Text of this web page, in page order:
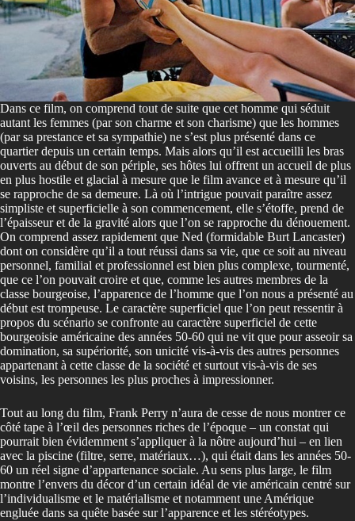
Dans ce film, on comprend tout de suite que cet homme qui séduit
autant les femmes (par son charme et son charisme) que les hommes
(par sa prestance et sa sympathie) ne s’est plus présenté dans ce
quartier depuis un certain temps. Mais alors qu’il est accueilli les bras
ouverts au début de son périple, ses hôtes lui offrent un accueil de plus
en plus hostile et glacial à mesure que le film avance et à mesure qu’il
se rapproche de sa demeure. Là où l’intrigue pouvait paraître assez
simpliste et superficielle à son commencement, elle s’étoffe, prend de
l’épaisseur et de la gravité alors que l’on se rapproche du dénouement.
On comprend assez rapidement que Ned (formidable Burt Lancaster)
dont on considère qu’il a tout réussi dans sa vie, que ce soit au niveau
personnel, familial et professionnel est bien plus complexe, tourmenté,
que ce l’on pouvait croire et que, comme les autres membres de la
classe bourgeoise, l’apparence de l’homme que l’on nous a présenté au
début est trompeuse. Le caractère superficiel que l’on peut ressentir à
propos du scénario se confronte au caractère superficiel de cette
bourgeoisie américaine des années 50-60 qui ne vit que pour asseoir sa
domination, sa supériorité, son unicité vis-à-vis des autres personnes
appartenant à cette classe de la société et surtout vis-à-vis de ses
voisins, les personnes les plus proches à impressionner.
Tout au long du film, Frank Perry n’aura de cesse de nous montrer ce
côté tape à l’œil des personnes riches de l’époque – un constat qui
pourrait bien évidemment s’appliquer à la nôtre aujourd’hui – en lien
avec la piscine (filtre, serre, matériaux…), qui était dans les années 50-
60 un réel signe d’appartenance sociale. Au sens plus large, le film
montre l’envers du décor d’un certain idéal de vie américain centré sur
l’individualisme et le matérialisme et notamment une Amérique
engluée dans sa quête basée sur l’apparence et les stéréotypes.